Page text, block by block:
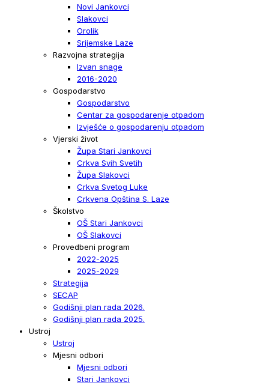
Novi Jankovci
Slakovci
Orolik
Srijemske Laze
Razvojna strategija
Izvan snage
2016-2020
Gospodarstvo
Gospodarstvo
Centar za gospodarenje otpadom
Izvješće o gospodarenju otpadom
Vjerski život
Župa Stari Jankovci
Crkva Svih Svetih
Župa Slakovci
Crkva Svetog Luke
Crkvena Opština S. Laze
Školstvo
OŠ Stari Jankovci
OŠ Slakovci
Provedbeni program
2022-2025
2025-2029
Strategija
SECAP
Godišnji plan rada 2026.
Godišnji plan rada 2025.
Ustroj
Ustroj
Mjesni odbori
Mjesni odbori
Stari Jankovci